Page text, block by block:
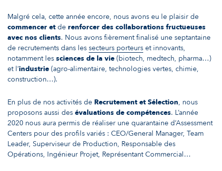
Malgré cela, cette année encore, nous avons eu le plaisir de
commencer et de renforcer des collaborations fructueuses
avec nos clients. Nous avons fièrement finalisé une septantaine
de recrutements dans les secteurs porteurs et innovants,
notamment les sciences de la vie (biotech, medtech, pharma…)
et l’industrie (agro-alimentaire, technologies vertes, chimie,
construction…).
En plus de nos activités de Recrutement et Sélection, nous
proposons aussi des évaluations de compétences. L’année
2020 nous aura permis de réaliser une quarantaine d’Assessment
Centers pour des profils variés : CEO/General Manager, Team
Leader, Superviseur de Production, Responsable des
Opérations, Ingénieur Projet, Représentant Commercial…